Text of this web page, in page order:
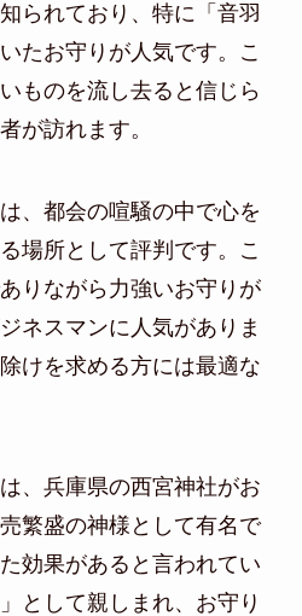
られており、特に「音羽
たお守りが人気です。こ
ものを流し去ると信じら
が訪れます。
、都会の喧騒の中で心を
場所として評判です。こ
りながら力強いお守りが
ネスマンに人気がありま
けを求める方には最適な
、兵庫県の西宮神社がお
繁盛の神様として有名で
効果があると言われてい
として親しまれ、お守り